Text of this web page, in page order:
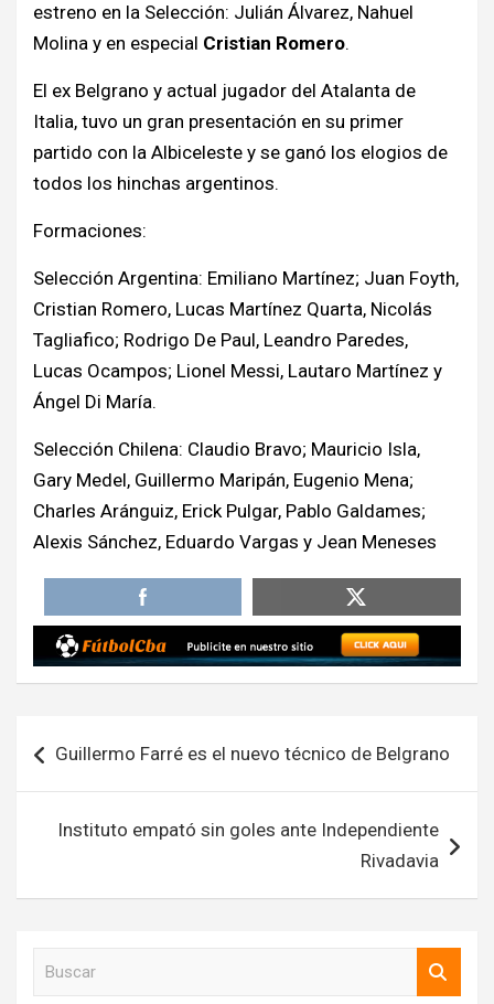
estreno en la Selección: Julián Álvarez, Nahuel
Molina y en especial Cristian Romero.
El ex Belgrano y actual jugador del Atalanta de
Italia, tuvo un gran presentación en su primer
partido con la Albiceleste y se ganó los elogios de
todos los hinchas argentinos.
Formaciones:
Selección Argentina: Emiliano Martínez; Juan Foyth,
Cristian Romero, Lucas Martínez Quarta, Nicolás
Tagliafico; Rodrigo De Paul, Leandro Paredes,
Lucas Ocampos; Lionel Messi, Lautaro Martínez y
Ángel Di María.
Selección Chilena: Claudio Bravo; Mauricio Isla,
Gary Medel, Guillermo Maripán, Eugenio Mena;
Charles Aránguiz, Erick Pulgar, Pablo Galdames;
Alexis Sánchez, Eduardo Vargas y Jean Meneses
de
entradas
Guillermo Farré es el nuevo técnico de Belgrano
Instituto empató sin goles ante Independiente
Rivadavia